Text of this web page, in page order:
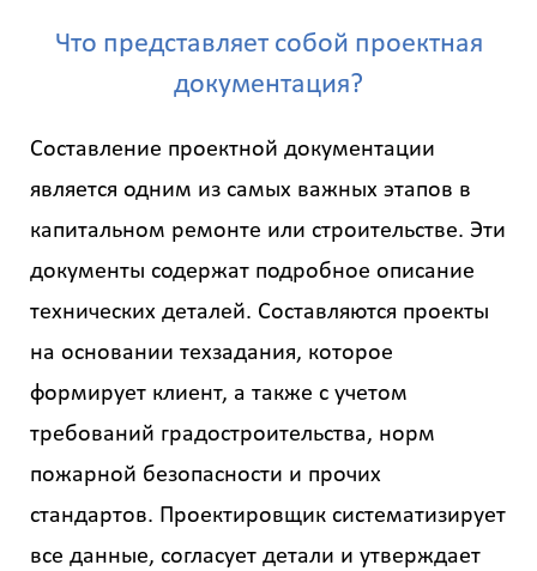
Что представляет собой проектная
документация?
Составление проектной документации
является одним из самых важных этапов в
капитальном ремонте или строительстве. Эти
документы содержат подробное описание
технических деталей. Составляются проекты
на основании техзадания, которое
формирует клиент, а также с учетом
требований градостроительства, норм
пожарной безопасности и прочих
стандартов. Проектировщик систематизирует
все данные, согласует детали и утверждает